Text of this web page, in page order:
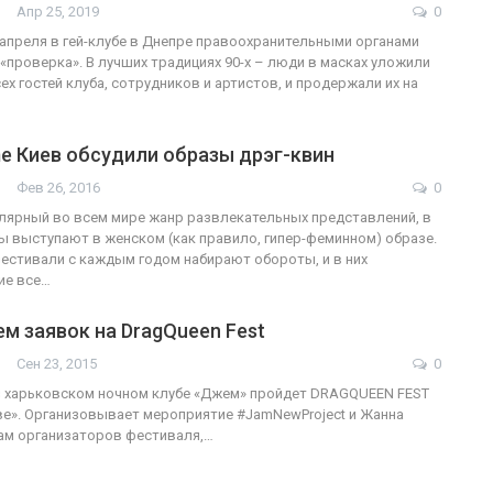
Апр 25, 2019
0
в гей-клубе в Днепре правоохранительными органами
В лучших традициях 90-х – люди в масках уложили
гостей клуба, сотрудников и артистов, и продержали их на
Киев обсудили образы дрэг-квин
Фев 26, 2016
0
во всем мире жанр развлекательных представлений, в
выступают в женском (как правило, гипер-феминном) образе.
с каждым годом набирают обороты, и в них
все…
заявок на DragQueen Fest
Сен 23, 2015
0
харьковском ночном клубе «Джем» пройдет DRAGQUEEN FEST
Организовывает мероприятие #JamNewProject и Жанна
организаторов фестиваля,…
ФОТО